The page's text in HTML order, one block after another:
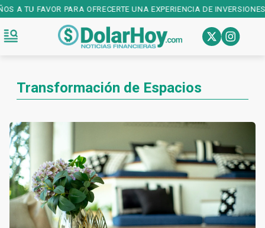
A TU FAVOR PARA OFRECERTE UNA EXPERIENCIA DE
Transformación de Espacios